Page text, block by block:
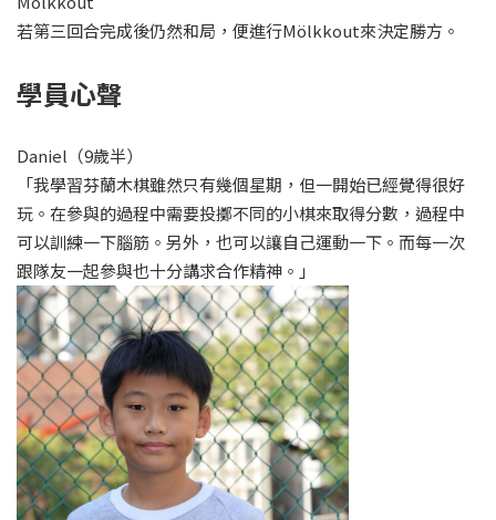
若第三回合完成後仍然和局，便進行Mölkkout來決定勝方。
學員心聲
Daniel（9歲半）
「我學習芬蘭木棋雖然只有幾個星期，但一開始已經覺得很好
玩。在參與的過程中需要投擲不同的小棋來取得分數，過程中
可以訓練一下腦筋。另外，也可以讓自己運動一下。而每一次
跟隊友一起參與也十分講求合作精神。」